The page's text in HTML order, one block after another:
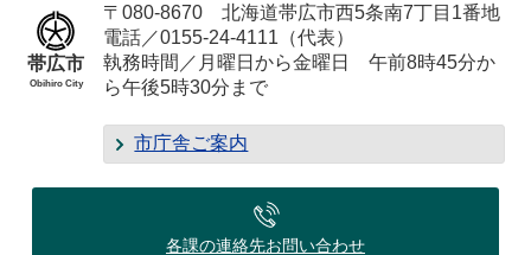
帯広市
Obihiro City
〒080-8670 北海道帯広市西5条南7丁目1番地
電話／0155-24-4111（代表）
執務時間／月曜日から金曜日 午前8時45分か
ら午後5時30分まで
市庁舎ご案内
各課の連絡先お問い合わせ